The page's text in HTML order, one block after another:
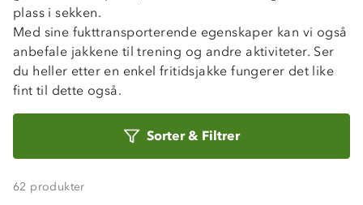
plass i sekken.
Med sine fukttransporterende egenskaper kan vi også
anbefale jakkene til trening og andre aktiviteter. Ser
du heller etter en enkel fritidsjakke fungerer det like
fint til dette også.
Sorter& Filtrer
62 produkter